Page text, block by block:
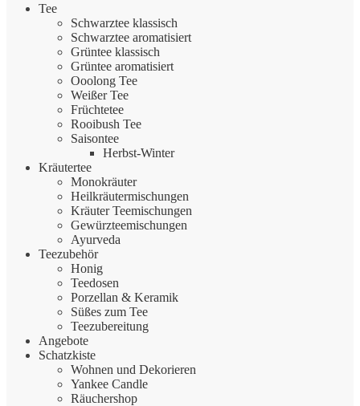
Tee
Schwarztee klassisch
Schwarztee aromatisiert
Grüntee klassisch
Grüntee aromatisiert
Ooolong Tee
Weißer Tee
Früchtetee
Rooibush Tee
Saisontee
Herbst-Winter
Kräutertee
Monokräuter
Heilkräutermischungen
Kräuter Teemischungen
Gewürzteemischungen
Ayurveda
Teezubehör
Honig
Teedosen
Porzellan & Keramik
Süßes zum Tee
Teezubereitung
Angebote
Schatzkiste
Wohnen und Dekorieren
Yankee Candle
Räuchershop